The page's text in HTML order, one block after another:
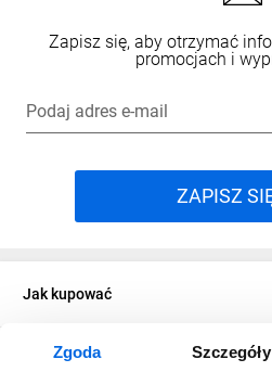
Zgoda Szczegóły
Zapisz się, aby otrzymać
promocjach i
Podaj adres e-mail
ZAPISZ
Jak kupować
O firmie